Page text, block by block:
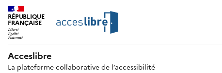
RÉPUBLIQUE
FRANÇAISE
Acceslibre
La plateforme collaborative de l’accessibilité